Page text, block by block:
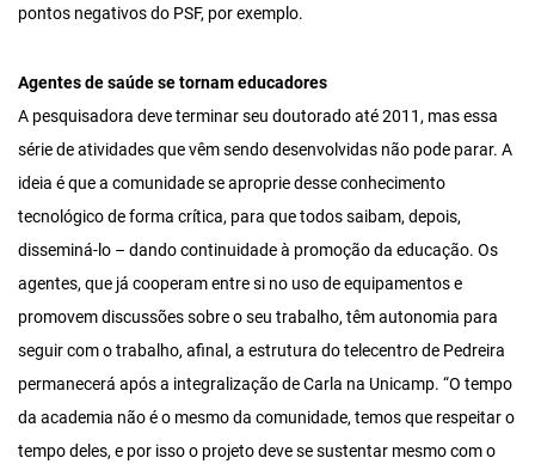
pontos negativos do PSF, por exemplo.
Agentes de saúde se tornam educadores
A pesquisadora deve terminar seu doutorado até 2011, mas essa
série de atividades que vêm sendo desenvolvidas não pode parar. A
ideia é que a comunidade se aproprie desse conhecimento
tecnológico de forma crítica, para que todos saibam, depois,
disseminá-lo – dando continuidade à promoção da educação. Os
agentes, que já cooperam entre si no uso de equipamentos e
promovem discussões sobre o seu trabalho, têm autonomia para
seguir com o trabalho, afinal, a estrutura do telecentro de Pedreira
permanecerá após a integralização de Carla na Unicamp. “O tempo
da academia não é o mesmo da comunidade, temos que respeitar o
tempo deles, e por isso o projeto deve se sustentar mesmo com o